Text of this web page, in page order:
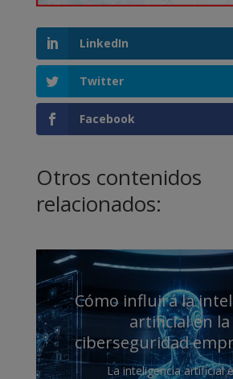
LinkedIn
Twitter
Facebook
Otros contenidos
relacionados:
Cómo influirá la
artificial en la
ciberseguridad
La inteligencia artificial